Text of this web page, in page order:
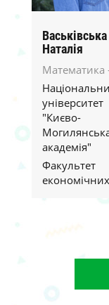
Васьківська
Наталія
Математика
університет
"Києво-
академія"
Факультет